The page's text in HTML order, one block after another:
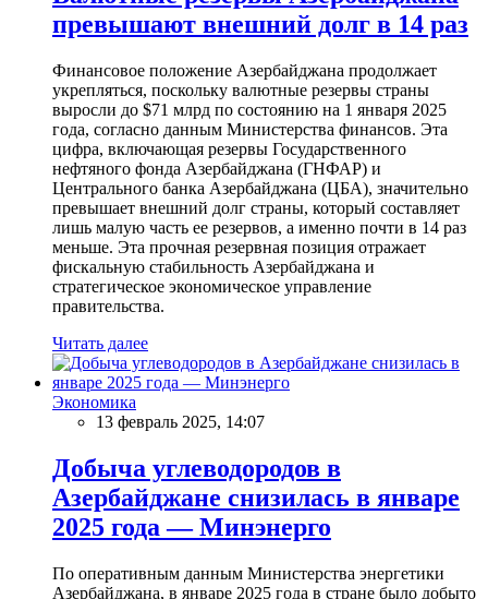
превышают внешний долг в 14 раз
Финансовое положение Азербайджана продолжает
укрепляться, поскольку валютные резервы страны
выросли до $71 млрд по состоянию на 1 января 2025
года, согласно данным Министерства финансов. Эта
цифра, включающая резервы Государственного
нефтяного фонда Азербайджана (ГНФАР) и
Центрального банка Азербайджана (ЦБА), значительно
превышает внешний долг страны, который составляет
лишь малую часть ее резервов, а именно почти в 14 раз
меньше. Эта прочная резервная позиция отражает
фискальную стабильность Азербайджана и
стратегическое экономическое управление
правительства.
Читать далее
Экономика
13 февраль 2025, 14:07
Добыча углеводородов в
Азербайджане снизилась в январе
2025 года — Минэнерго
По оперативным данным Министерства энергетики
Азербайджана, в январе 2025 года в стране было добыто